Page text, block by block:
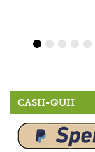
CASH-QUH